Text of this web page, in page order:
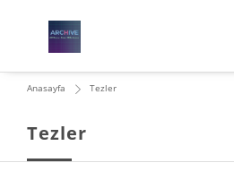
Tezler
Anasayfa Tezler